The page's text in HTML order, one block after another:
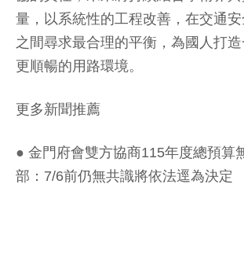
量，以系統性的工程改善，在交通
之間尋求最合理的平衡，為國人打造
更順暢的用路環境。
更多新聞推薦
● 金門府會雙方協商115年度總預
部：7/6前仍無共識將依法逕為決定